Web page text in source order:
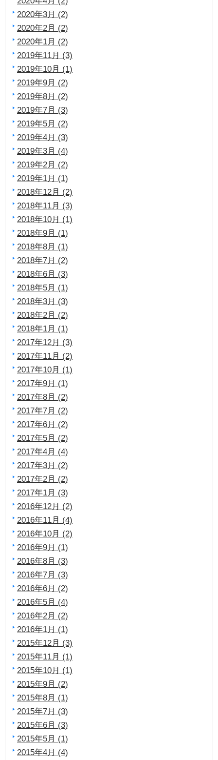
2020年3月 (2)
2020年2月 (2)
2020年1月 (2)
2019年11月 (3)
2019年10月 (1)
2019年9月 (2)
2019年8月 (2)
2019年7月 (3)
2019年5月 (2)
2019年4月 (3)
2019年3月 (4)
2019年2月 (2)
2019年1月 (1)
2018年12月 (2)
2018年11月 (3)
2018年10月 (1)
2018年9月 (1)
2018年8月 (1)
2018年7月 (2)
2018年6月 (3)
2018年5月 (1)
2018年3月 (3)
2018年2月 (2)
2018年1月 (1)
2017年12月 (3)
2017年11月 (2)
2017年10月 (1)
2017年9月 (1)
2017年8月 (2)
2017年7月 (2)
2017年6月 (2)
2017年5月 (2)
2017年4月 (4)
2017年3月 (2)
2017年2月 (2)
2017年1月 (3)
2016年12月 (2)
2016年11月 (4)
2016年10月 (2)
2016年9月 (1)
2016年8月 (3)
2016年7月 (3)
2016年6月 (2)
2016年5月 (4)
2016年2月 (2)
2016年1月 (1)
2015年12月 (3)
2015年11月 (1)
2015年10月 (1)
2015年9月 (2)
2015年8月 (1)
2015年7月 (3)
2015年6月 (3)
2015年5月 (1)
2015年4月 (4)